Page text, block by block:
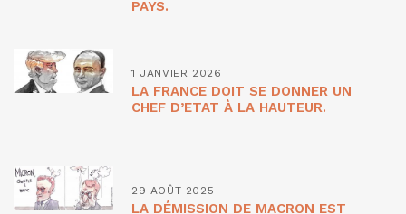
PAYS.
1 JANVIER 2026
LA FRANCE DOIT SE DONNER UN
CHEF D’ETAT À LA HAUTEUR.
29 AOÛT 2025
LA DÉMISSION DE MACRON EST